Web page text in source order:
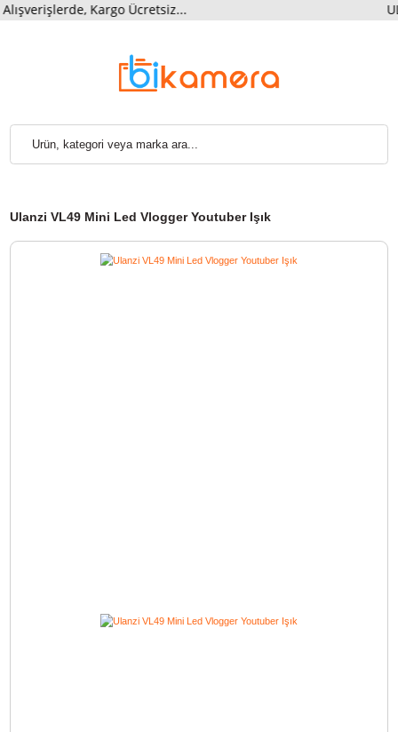
Ulanzi VL49 Mini Led Vlogger Youtuber Işık
Kargo Ücretsiz...